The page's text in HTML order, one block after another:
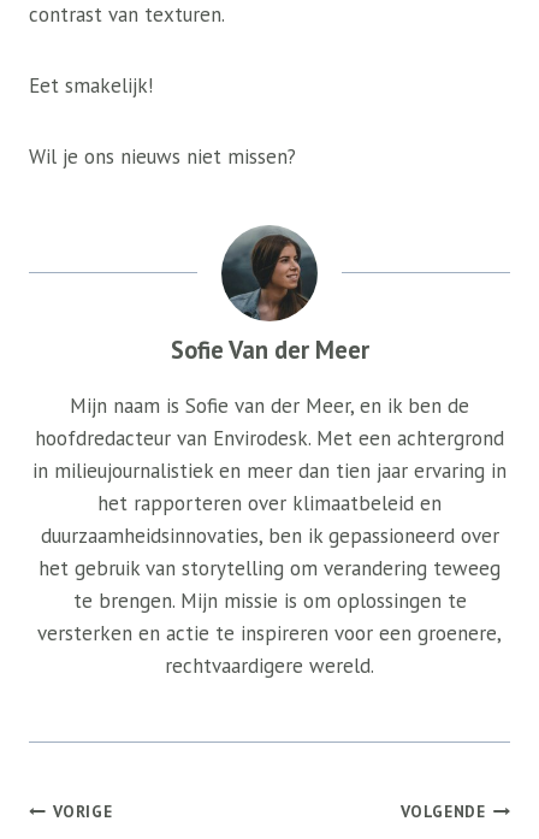
contrast van texturen.
Eet smakelijk!
Wil je ons nieuws niet missen?
Sofie Van der Meer
Mijn naam is Sofie van der Meer, en ik ben de
hoofdredacteur van Envirodesk. Met een achtergrond
in milieujournalistiek en meer dan tien jaar ervaring in
het rapporteren over klimaatbeleid en
duurzaamheidsinnovaties, ben ik gepassioneerd over
het gebruik van storytelling om verandering teweeg
te brengen. Mijn missie is om oplossingen te
versterken en actie te inspireren voor een groenere,
rechtvaardigere wereld.
Bericht
VORIGE VOLGENDE